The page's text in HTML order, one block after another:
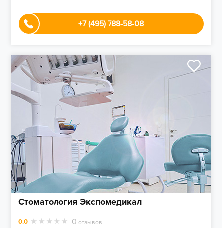
+7 (495) 788-58-08
Стоматология Экспомедикал
0.0 0 отзывов